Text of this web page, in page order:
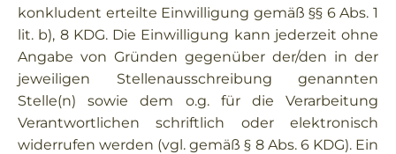
konkludent erteilte Einwilligung gemäß §§ 6 Abs. 1
lit. b), 8 KDG. Die Einwilligung kann jederzeit ohne
Angabe von Gründen gegenüber der/den in der
jeweiligen Stellenausschreibung genannten
Stelle(n) sowie dem o.g. für die Verarbeitung
Verantwortlichen schriftlich oder elektronisch
widerrufen werden (vgl. gemäß § 8 Abs. 6 KDG). Ein